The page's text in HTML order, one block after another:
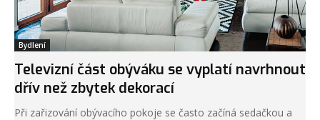
Bydlení
Televizní část obýváku se vyplatí navrhnout
dřív než zbytek dekorací
Při zařizování obývacího pokoje se často začíná sedačkou a